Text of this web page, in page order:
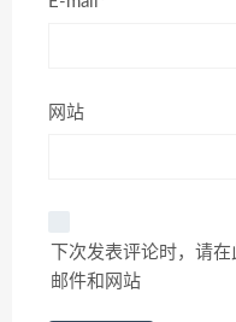
网站
下次发表评论时，请
邮件和网站